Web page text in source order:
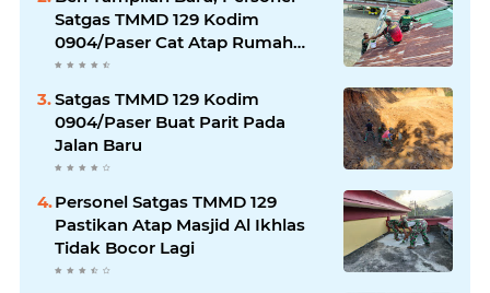
Satgas TMMD 129 Kodim
0904/Paser Cat Atap Rumah
Marbot
Satgas TMMD 129 Kodim
0904/Paser Buat Parit Pada
Jalan Baru
Personel Satgas TMMD 129
Pastikan Atap Masjid Al Ikhlas
Tidak Bocor Lagi